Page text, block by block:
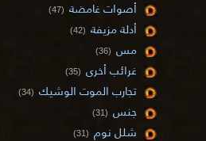
أصوات غامضة (47)
أدلة مزيفة (42)
مس (36)
غرائب أخرى (35)
تجارب الموت الوشيك (34)
جنس (31)
شلل نوم (31)